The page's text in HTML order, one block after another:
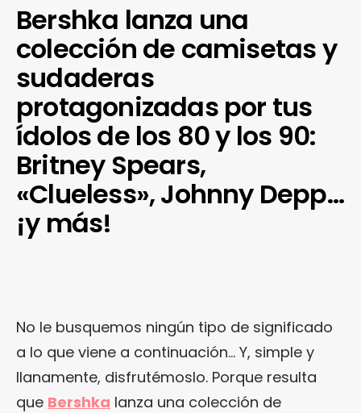
Bershka lanza una
colección de camisetas y
sudaderas
protagonizadas por tus
ídolos de los 80 y los 90:
Britney Spears,
«Clueless», Johnny Depp…
¡y más!
No le busquemos ningún tipo de significado
a lo que viene a continuación… Y, simple y
llanamente, disfrutémoslo. Porque resulta
que Bershka lanza una colección de